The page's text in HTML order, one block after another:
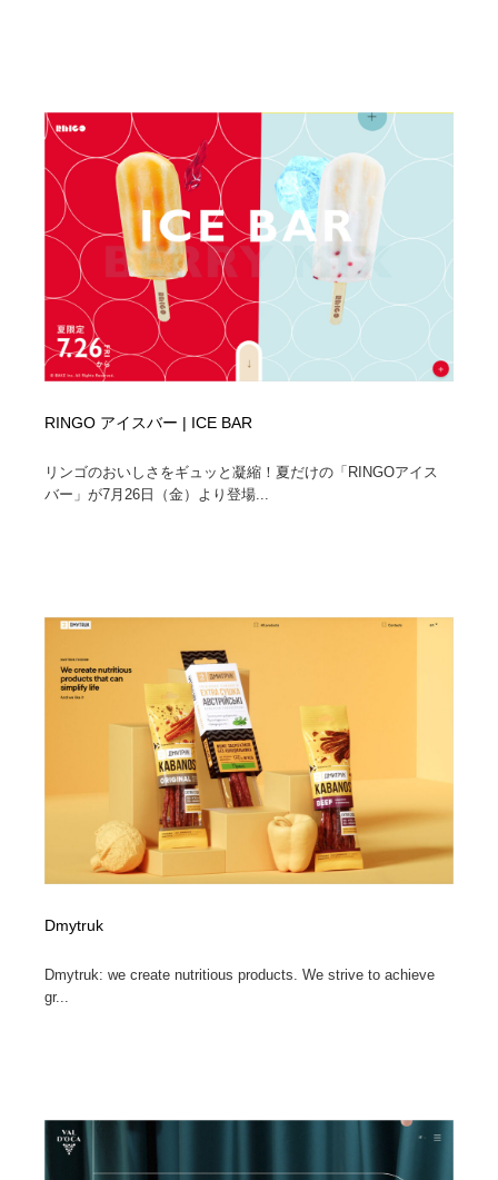
RINGO アイスバー | ICE BAR
リンゴのおいしさをギュッと凝縮！夏だけの「RINGOアイス
バー」が7月26日（金）より登場...
Dmytruk
Dmytruk: we create nutritious products. We strive to achieve
gr...